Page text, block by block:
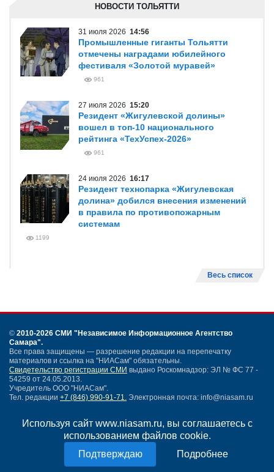
Используя сайт www.niasam.ru, вы соглашаетесь с
использованием файлов cookie.
Подробнее
НОВОСТИ ТОЛЬЯТТИ
31 июля 2026 14:56
Промышленные гиганты Тольятти
отмечены наградами юбилейного
фестиваля «Золотой муравей»
961
27 июля 2026 15:20
Резидент «Жигулевской долины»
вошел в топ-10 национального
рейтинга «ТехУспех-2026»
961
24 июля 2026 16:17
Резидент технопарка «Жигулевская
долина» добился внесения изменений
в правила по противопожарным
системам
1199
Весь список
© 2010-2026 СМИ "Независимое Информационное Агентство
Самара".
Все права защищены — разрешение редакции на перепечатку
материалов и ссылка на "НИАСам" обязательны.
Свидетельство регистрации СМИ выдано Роскомнадзор: ЭЛ № ФС 77 -
54259 от 24.05.2013.
Учредитель ООО "НИАСам".
Тел. редакции +7 (846) 990-91-71. Электронная почта: info@niasam.ru
Карта сайта
Нашли ошибку?
Политика конфиденциальности
Согласие на обработку персональных данных